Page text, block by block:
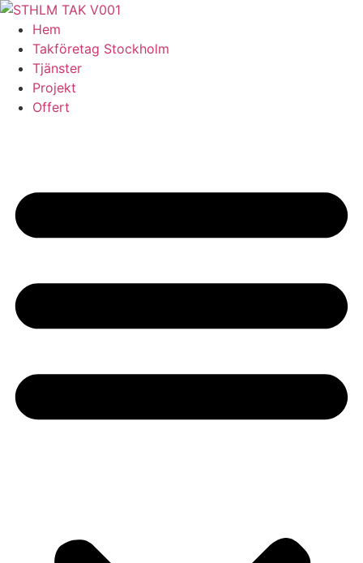
Skip
content
Hem
Takföretag Stockholm
Tjänster
Projekt
Offert